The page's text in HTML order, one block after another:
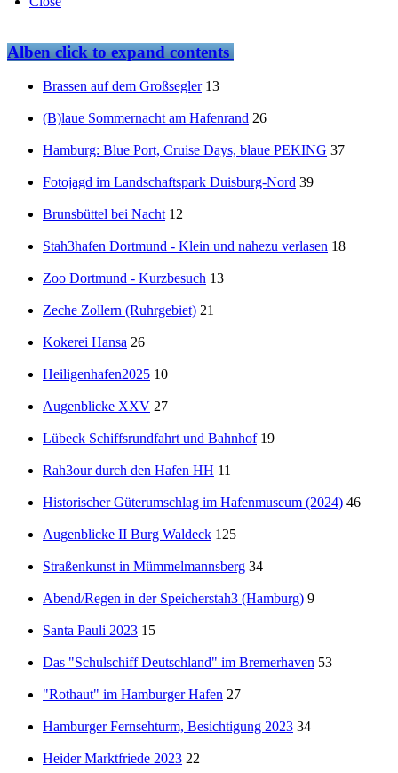
Albenclick to expand contents
Brassen auf dem Großsegler 13
(B)laue Sommernacht am Hafenrand 26
Hamburg: Blue Port, Cruise Days, blaue PEKING 37
Fotojagd im Landschaftspark Duisburg-Nord 39
Brunsbüttel bei Nacht 12
Stah3hafen Dortmund - Klein und nahezu verlasen 18
Zoo Dortmund - Kurzbesuch 13
Zeche Zollern (Ruhrgebiet) 21
Kokerei Hansa 26
Heiligenhafen2025 10
Augenblicke XXV 27
Lübeck Schiffsrundfahrt und Bahnhof 19
Rah3our durch den Hafen HH 11
Historischer Güterumschlag im Hafenmuseum (2024) 46
Augenblicke II Burg Waldeck 125
Straßenkunst in Mümmelmannsberg 34
Abend/Regen in der Speicherstah3 (Hamburg) 9
Santa Pauli 2023 15
Das "Schulschiff Deutschland" im Bremerhaven 53
"Rothaut" im Hamburger Hafen 27
Hamburger Fernsehturm, Besichtigung 2023 34
Heider Marktfriede 2023 22